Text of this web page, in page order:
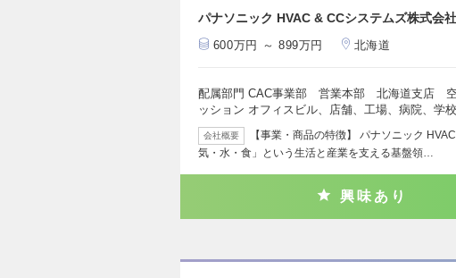
パナソニック HVAC & CCシステムズ株式会社
600万円 ～ 899万円 北海道
配属部門 CAC事業部 営業本部 北海道支店 空
ッション オフィスビル、店舗、工場、病院、学
会社概要
【事業・商品の特徴】 パナソニック
気・水・食」という生活と産業を支える基盤領…
興味あり